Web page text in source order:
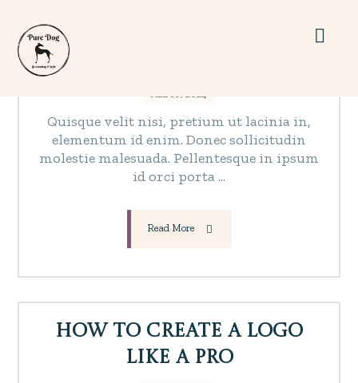
Juni 10, 2024
Quisque velit nisi, pretium ut lacinia in,
elementum id enim. Donec sollicitudin
molestie malesuada. Pellentesque in ipsum
id orci porta ...
Read More
How to create a Logo
like a Pro